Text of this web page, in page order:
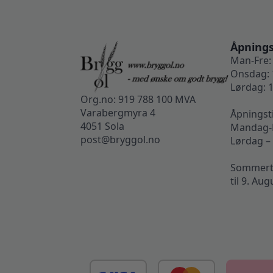
Org.no: 919 788 100 MVA
Varabergmyra 4
4051 Sola
post@bryggol.no
Man-
Onsdag:
Lørdag:
Lørdag
til 9.